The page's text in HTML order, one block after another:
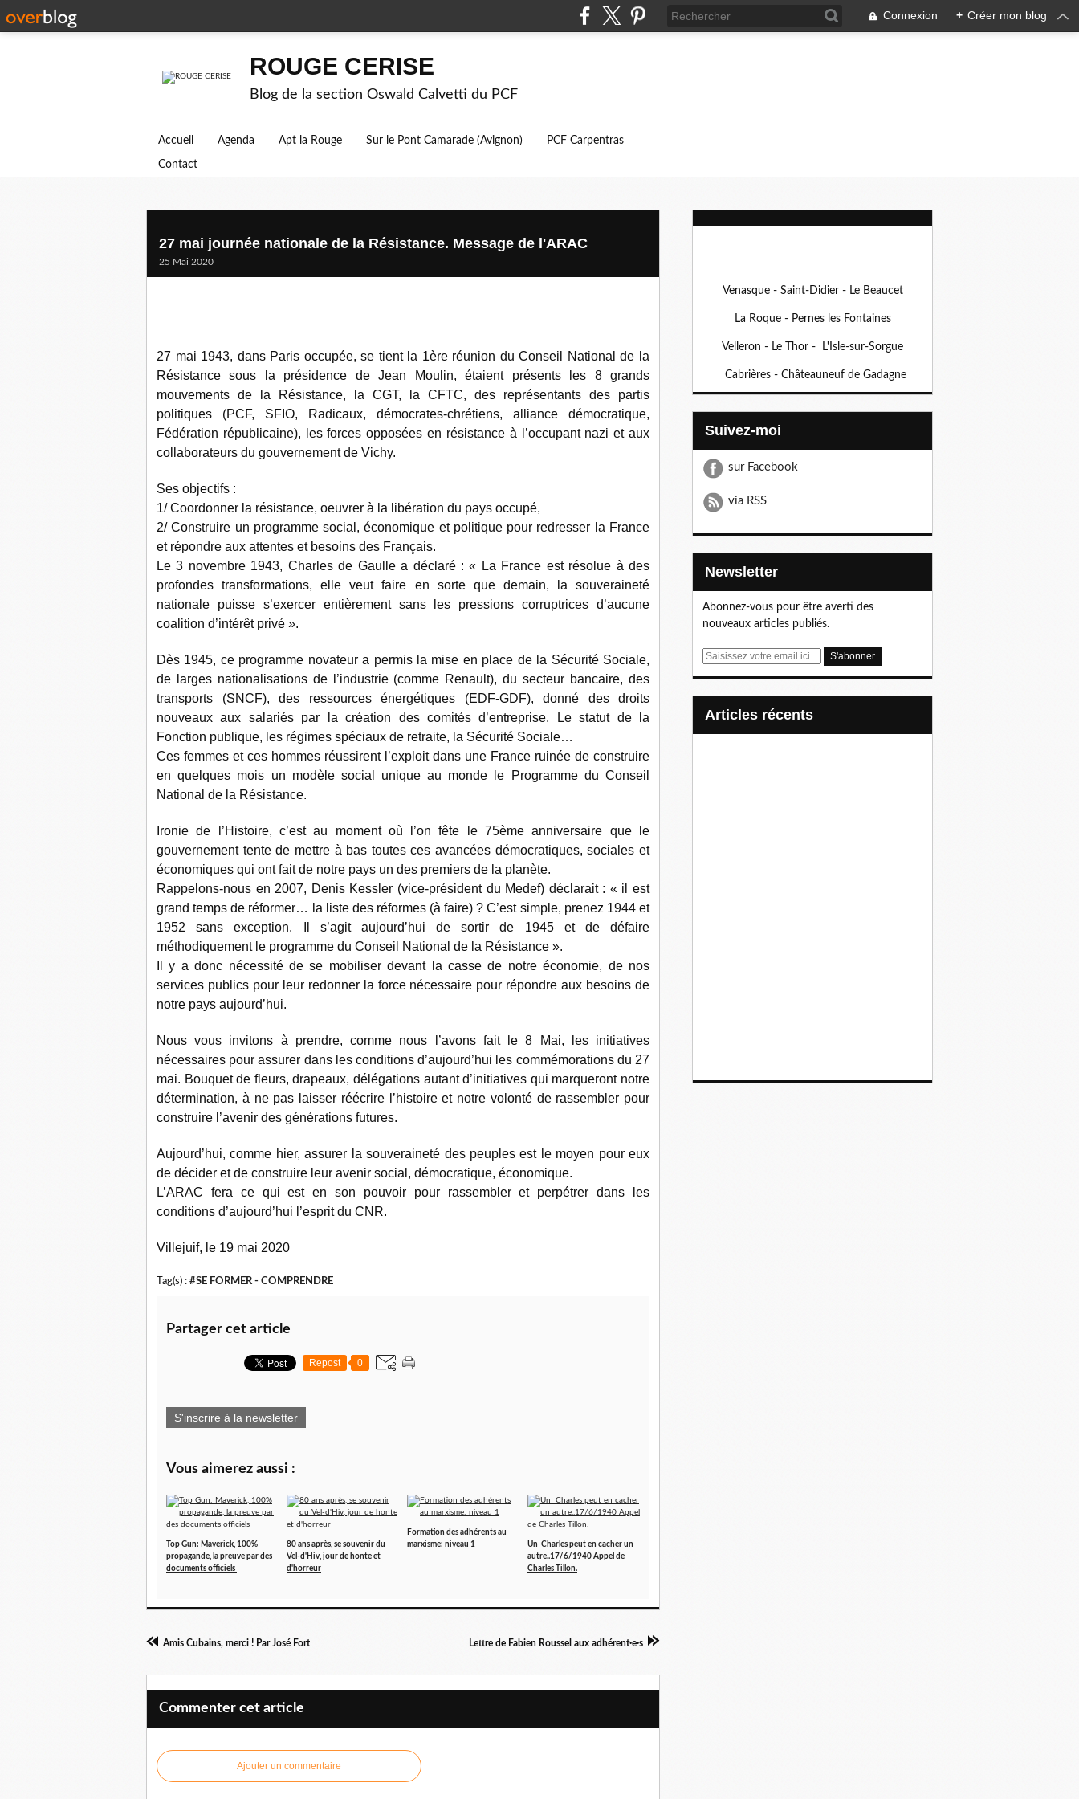
Connexion + Créer mon blog
ROUGE CERISE
Blog de la section Oswald Calvetti du PCF
Accueil Agenda Apt la Rouge Sur le Pont Camarade (Avignon) PCF Carpentras
Contact
27 mai journée nationale de la Résistance. Message de l'ARAC
25 Mai 2020
27 mai 1943, dans Paris occupée, se tient la 1ère réunion du Conseil National de la
Résistance sous la présidence de Jean Moulin, étaient présents les 8 grands
mouvements de la Résistance, la CGT, la CFTC, des représentants des partis
politiques (PCF, SFIO, Radicaux, démocrates-chrétiens, alliance démocratique,
Fédération républicaine), les forces opposées en résistance à l’occupant nazi et aux
collaborateurs du gouvernement de Vichy.
Ses objectifs :
1/ Coordonner la résistance, oeuvrer à la libération du pays occupé,
2/ Construire un programme social, économique et politique pour redresser la France
et répondre aux attentes et besoins des Français.
Le 3 novembre 1943, Charles de Gaulle a déclaré : « La France est résolue à des
profondes transformations, elle veut faire en sorte que demain, la souveraineté
nationale puisse s’exercer entièrement sans les pressions corruptrices d’aucune
coalition d’intérêt privé ».
Dès 1945, ce programme novateur a permis la mise en place de la Sécurité Sociale,
de larges nationalisations de l’industrie (comme Renault), du secteur bancaire, des
transports (SNCF), des ressources énergétiques (EDF-GDF), donné des droits
nouveaux aux salariés par la création des comités d’entreprise. Le statut de la
Fonction publique, les régimes spéciaux de retraite, la Sécurité Sociale…
Ces femmes et ces hommes réussirent l’exploit dans une France ruinée de construire
en quelques mois un modèle social unique au monde le Programme du Conseil
National de la Résistance.
Ironie de l’Histoire, c’est au moment où l’on fête le 75ème anniversaire que le
gouvernement tente de mettre à bas toutes ces avancées démocratiques, sociales et
économiques qui ont fait de notre pays un des premiers de la planète.
Rappelons-nous en 2007, Denis Kessler (vice-président du Medef) déclarait : « il est
grand temps de réformer… la liste des réformes (à faire) ? C’est simple, prenez 1944 et
1952 sans exception. Il s’agit aujourd’hui de sortir de 1945 et de défaire
méthodiquement le programme du Conseil National de la Résistance ».
Il y a donc nécessité de se mobiliser devant la casse de notre économie, de nos
services publics pour leur redonner la force nécessaire pour répondre aux besoins de
notre pays aujourd’hui.
Nous vous invitons à prendre, comme nous l’avons fait le 8 Mai, les initiatives
nécessaires pour assurer dans les conditions d’aujourd’hui les commémorations du 27
mai. Bouquet de fleurs, drapeaux, délégations autant d’initiatives qui marqueront notre
détermination, à ne pas laisser réécrire l’histoire et notre volonté de rassembler pour
construire l’avenir des générations futures.
Aujourd’hui, comme hier, assurer la souveraineté des peuples est le moyen pour eux
de décider et de construire leur avenir social, démocratique, économique.
L’ARAC fera ce qui est en son pouvoir pour rassembler et perpétrer dans les
conditions d’aujourd’hui l’esprit du CNR.
Villejuif, le 19 mai 2020
Tag(s) : #SE FORMER - COMPRENDRE
Partager cet article
Repost 0
S'inscrire à la newsletter
Vous aimerez aussi :
Top Gun: Maverick, 100%
propagande, la preuve par des
documents officiels
80 ans après, se souvenir du
Vel-d'Hiv, jour de honte et
d'horreur
Formation des adhérents au
marxisme: niveau 1
Un Charles peut en cacher un
autre..17/6/1940 Appel de
Charles Tillon.
Amis Cubains, merci ! Par José Fort Lettre de Fabien Roussel aux adhérent·e·s
Commenter cet article
Ajouter un commentaire
Venasque - Saint-Didier - Le Beaucet
La Roque - Pernes les Fontaines
Velleron - Le Thor - L'Isle-sur-Sorgue
Cabrières - Châteauneuf de Gadagne
Suivez-moi
sur Facebook
via RSS
Newsletter
Abonnez-vous pour être averti des
nouveaux articles publiés.
E
articles récents